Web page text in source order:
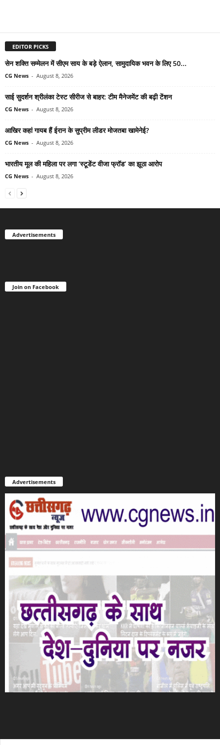
EDITOR PICKS
सेन शक्ति सम्मेलन में सीएम साय के बड़े ऐलान, सामुदायिक भवन के लिए 50...
CG News - August 8, 2026
साई सुदर्शन श्रीलंका टेस्ट सीरीज से बाहर: टीम मैनेजमेंट की बढ़ी टेंशन
CG News - August 8, 2026
आखिर कहां गायब हैं ईरान के सुप्रीम लीडर मोजतबा खामेनेई?
CG News - August 8, 2026
भारतीय मूल की महिला पर लगा ‘स्टूडेंट वीजा फ्रॉड’ का झूठा आरोप
CG News - August 8, 2026
Advertisements
Join on Facebook
Advertisements